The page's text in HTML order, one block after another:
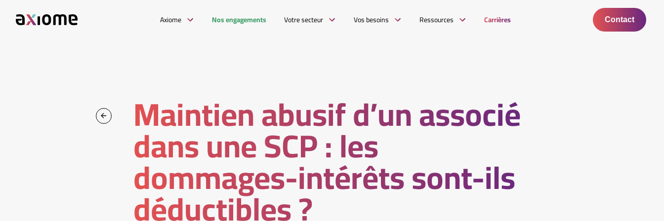
Axiome Nos engagements Votre secteur Vos besoins Ressources Carrières Contact
Maintien abusif d’un associé
dans une SCP : les
dommages-intérêts sont-ils
déductibles ?